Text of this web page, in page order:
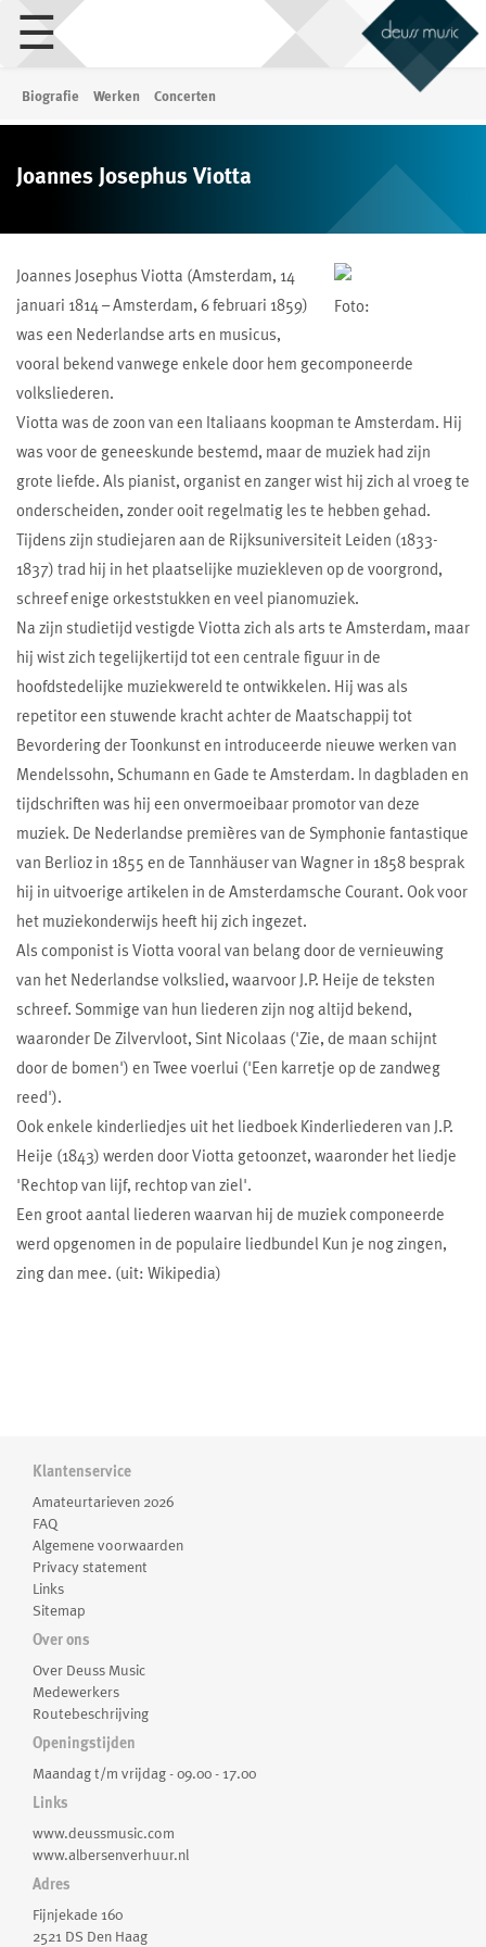
☰
Joannes Josephus Viotta
Biografie Werken Concerten
Foto:
Joannes Josephus Viotta (Amsterdam, 14
januari 1814 – Amsterdam, 6 februari 1859)
was een Nederlandse arts en musicus,
vooral bekend vanwege enkele door hem gecomponeerde
volksliederen.
Viotta was de zoon van een Italiaans koopman te Amsterdam. Hij
was voor de geneeskunde bestemd, maar de muziek had zijn
grote liefde. Als pianist, organist en zanger wist hij zich al vroeg te
onderscheiden, zonder ooit regelmatig les te hebben gehad.
Tijdens zijn studiejaren aan de Rijksuniversiteit Leiden (1833-
1837) trad hij in het plaatselijke muziekleven op de voorgrond,
schreef enige orkeststukken en veel pianomuziek.
Na zijn studietijd vestigde Viotta zich als arts te Amsterdam, maar
hij wist zich tegelijkertijd tot een centrale figuur in de
hoofdstedelijke muziekwereld te ontwikkelen. Hij was als
repetitor een stuwende kracht achter de Maatschappij tot
Bevordering der Toonkunst en introduceerde nieuwe werken van
Mendelssohn, Schumann en Gade te Amsterdam. In dagbladen en
tijdschriften was hij een onvermoeibaar promotor van deze
muziek. De Nederlandse premières van de Symphonie fantastique
van Berlioz in 1855 en de Tannhäuser van Wagner in 1858 besprak
hij in uitvoerige artikelen in de Amsterdamsche Courant. Ook voor
het muziekonderwijs heeft hij zich ingezet.
Als componist is Viotta vooral van belang door de vernieuwing
van het Nederlandse volkslied, waarvoor J.P. Heije de teksten
schreef. Sommige van hun liederen zijn nog altijd bekend,
waaronder De Zilvervloot, Sint Nicolaas ('Zie, de maan schijnt
door de bomen') en Twee voerlui ('Een karretje op de zandweg
reed').
Ook enkele kinderliedjes uit het liedboek Kinderliederen van J.P.
Heije (1843) werden door Viotta getoonzet, waaronder het liedje
'Rechtop van lijf, rechtop van ziel'.
Een groot aantal liederen waarvan hij de muziek componeerde
werd opgenomen in de populaire liedbundel Kun je nog zingen,
zing dan mee. (uit: Wikipedia)
Klantenservice
Amateurtarieven 2026
FAQ
Algemene voorwaarden
Privacy statement
Links
Sitemap
Over ons
Over Deuss Music
Medewerkers
Routebeschrijving
Openingstijden
Maandag t/m vrijdag - 09.00 - 17.00
Links
www.deussmusic.com
www.albersenverhuur.nl
Adres
Fijnjekade 160
2521 DS Den Haag